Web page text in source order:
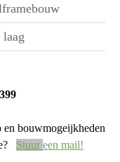
laag
bouwmogeijkheden
Stuur een mail!